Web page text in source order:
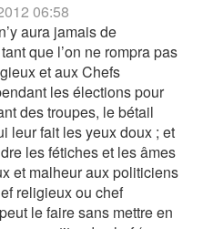
06:58
aura jamais de
que l’on ne rompra pas
et aux Chefs
les élections pour
des troupes, le bétail
leur fait les yeux doux ; et
les fétiches et les âmes
et malheur aux politiciens
religieux ou chef
le faire sans mettre en